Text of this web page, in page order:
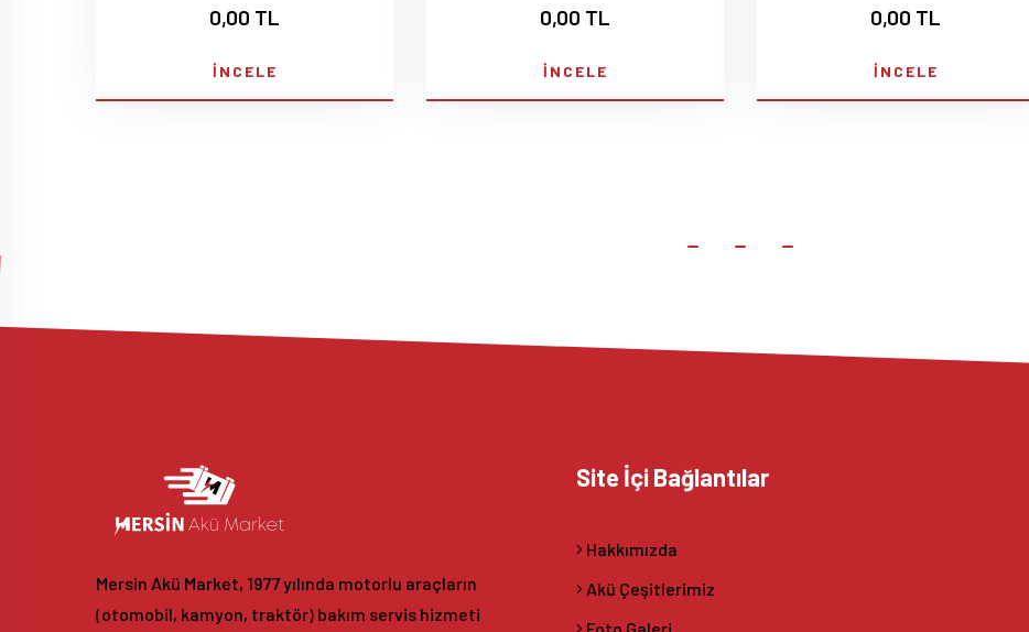
0,00 TL
İNCELE
0,00 TL
İNCELE
0,00 TL
İNCELE
Mersin Akü Market, 1977 yılında motorlu araçların
(otomobil, kamyon, traktör) bakım servis hizmeti
Site İçi Bağlantılar
Hakkımızda
Akü Çeşitlerimiz